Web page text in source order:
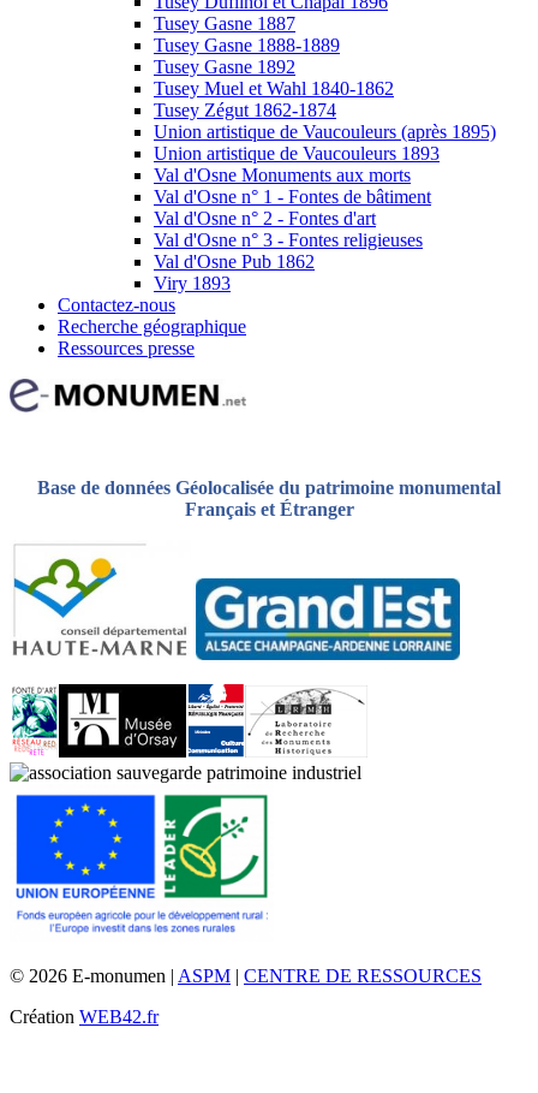
Tusey Gasne 1887
Tusey Gasne 1888-1889
Tusey Gasne 1892
Tusey Muel et Wahl 1840-1862
Tusey Zégut 1862-1874
Union artistique de Vaucouleurs (après 1895)
Union artistique de Vaucouleurs 1893
Val d'Osne Monuments aux morts
Val d'Osne n° 1 - Fontes de bâtiment
Val d'Osne n° 2 - Fontes d'art
Val d'Osne n° 3 - Fontes religieuses
Val d'Osne Pub 1862
Viry 1893
Contactez-nous
Recherche géographique
Ressources presse
Base de données Géolocalisée du patrimoine monumental
Français et Étranger
© 2026 E-monumen | ASPM | CENTRE DE RESSOURCES
Création WEB42.fr